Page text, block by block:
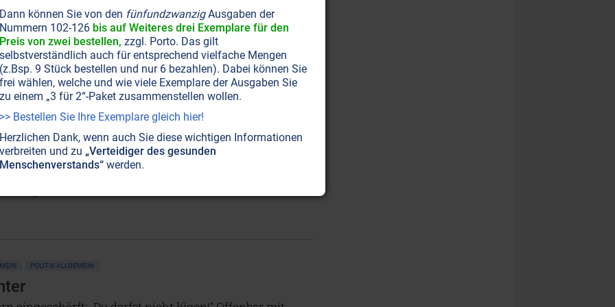
Netz“ ist aus unserem Leben nicht mehr
doch es ist bis ins Innerste verrottet und
Jetzt, wo mehr als die Hälfte der Menschheit online
Konsequenzen: Über neue Formen der totalen Zensur
dagegen anzugehen.Weiterlesen...
NR. 99, S.11 GESELLSCHAFT ALLGEMEIN
MASSENMEDIEN • MANIPULATION
und Meinungsdiktatur
sich im Internet weiterhin objektiv informieren
gehen Sie direkt zur Quelle!
POLITIK ALLGEMEIN
Dann können Sie von den fünfundzwanzigAusgaben der
Nummern 102-126 bis auf Weiteres drei Exemplare für den
Preis von zwei bestellen, zzgl. Porto. Das gilt
selbstverständlich auch für entsprechend vielfache Mengen
(z.Bsp. 9 Stück bestellen und nur 6 bezahlen). Dabei können Sie
frei wählen, welche und wie viele Exemplare der Ausgaben Sie
zu einem „3 für 2“-Paket zusammenstellen wollen.
>> Bestellen Sie Ihre Exemplare gleich hier!
Herzlichen Dank, wenn auch Sie diese wichtigen Informationen
verbreiten und zu „Verteidiger des gesunden
Menschenverstands“werden.